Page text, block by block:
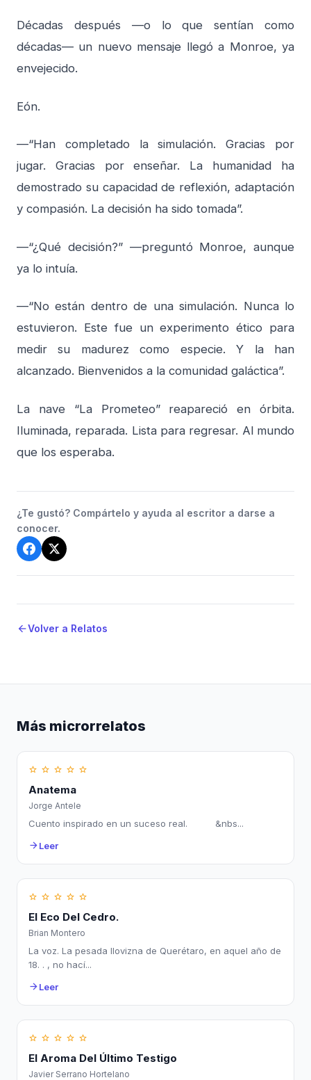
Décadas después —o lo que sentían como
décadas— un nuevo mensaje llegó a Monroe, ya
envejecido.
Eón.
—“Han completado la simulación. Gracias por
jugar. Gracias por enseñar. La humanidad ha
demostrado su capacidad de reflexión, adaptación
y compasión. La decisión ha sido tomada”.
—“¿Qué decisión?” —preguntó Monroe, aunque
ya lo intuía.
—“No están dentro de una simulación. Nunca lo
estuvieron. Este fue un experimento ético para
medir su madurez como especie. Y la han
alcanzado. Bienvenidos a la comunidad galáctica”.
La nave “La Prometeo” reapareció en órbita.
Iluminada, reparada. Lista para regresar. Al mundo
que los esperaba.
¿Te gustó? Compártelo y ayuda al escritor a darse a
conocer.
arrow_backVolver a Relatos
Más microrrelatos
star_border star_border star_border star_border star_border
Anatema
Jorge Antele
Cuento inspirado en un suceso real. &nbs...
arrow_forward Leer
star_border star_border star_border star_border star_border
El Eco Del Cedro.
Brian Montero
La voz. La pesada llovizna de Querétaro, en aquel año de
18. . , no hací...
arrow_forward Leer
star_border star_border star_border star_border star_border
El Aroma Del Último Testigo
Javier Serrano Hortelano